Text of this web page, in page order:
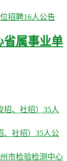
省属事业单
、社招）35人公
市检验检测中心